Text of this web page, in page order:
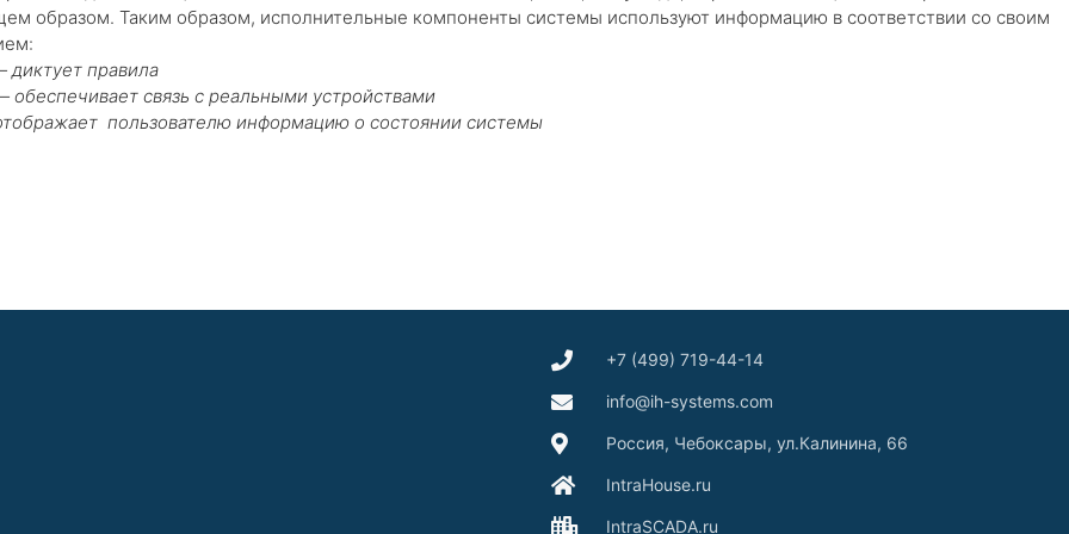
образом. Таким образом, исполнительные компоненты системы используют информацию в соответствии со своим
диктует правила
обеспечивает связь с реальными устройствами
пользователю информацию о состоянии системы
+7 (499) 719-44-14
info@ih-systems.com
Россия, Чебоксары, ул.Калинина, 66
IntraHouse.ru
IntraSCADA.ru